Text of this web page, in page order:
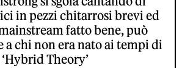
in pezzi chitarrosi brevi ed
fatto bene, può
a chi non era nato ai tempi di
‘Hybrid Theory’